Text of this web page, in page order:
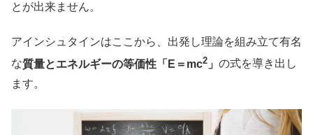
とが出来ません。
アインシュタインはここから、出発し理論を組み立て有名
な質量とエネルギーの等価性「E＝mc2 」 の式を導き出し
ます。